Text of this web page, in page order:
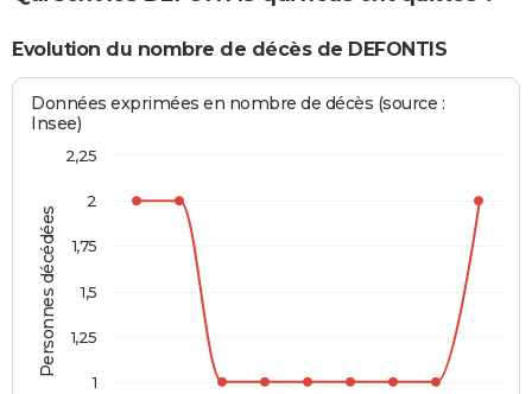
Evolution du nombre de décès de DEFONTIS
Personnes décédées
Données exprimées en nombre de décès (source :
Insee)
1
1,25
1,5
1,75
2
2,25